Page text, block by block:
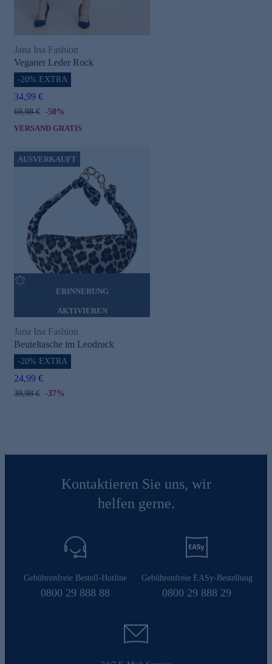
Jana Ina Fashion
Veganer Leder Rock
-20% EXTRA
34,99 €
69,98 € -50%
VERSAND GRATIS
AUSVERKAUFT
ERINNERUNG
AKTIVIEREN
Jana Ina Fashion
Beuteltasche im Leodruck
-20% EXTRA
24,99 €
39,98 € -37%
Kontaktieren Sie uns, wir
helfen gerne.
Gebührenfreie Bestell-Hotline
0800 29 888 88
Gebührenfreie EASy-Bestellung
0800 29 888 29